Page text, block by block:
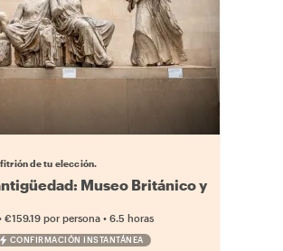
de tu elección.
Museo Británico y
€159.19 por persona• 6.5 horas
CONFIRMACIÓN INSTANTÁNEA